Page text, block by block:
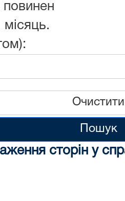
повинен
Очистити
Пошук
сторін у